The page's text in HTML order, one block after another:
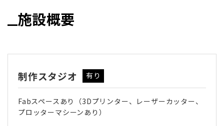
施設概要
制作スタジオ 有り
Fabスペースあり（3Dプリンター、レーザーカッター、
プロッターマシーンあり）